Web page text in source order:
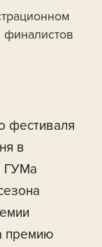
финалистов
фестиваля
в
ГУМа
премию